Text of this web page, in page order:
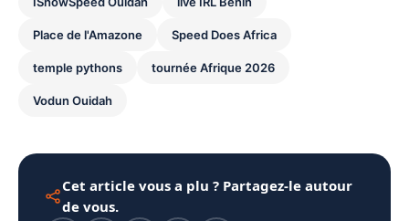
Place de l'Amazone Speed Does Africa
temple pythons tournée Afrique 2026
Vodun Ouidah
Cet article vous a plu ? Partagez-le autour
de vous.